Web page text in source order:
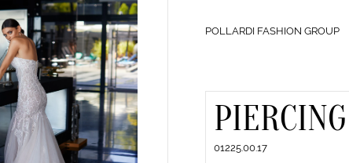
POLLARDI FASHION GROUP
01225.00.17